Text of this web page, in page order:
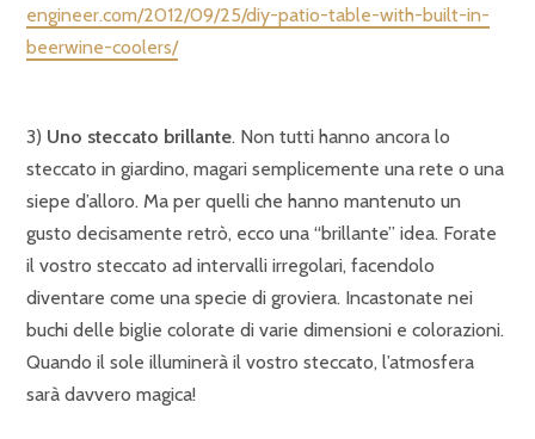
engineer.com/2012/09/25/diy-patio-table-with-built-in-
beerwine-coolers/
3) Uno steccato brillante. Non tutti hanno ancora lo
steccato in giardino, magari semplicemente una rete o una
siepe d’alloro. Ma per quelli che hanno mantenuto un
gusto decisamente retrò, ecco una “brillante” idea. Forate
il vostro steccato ad intervalli irregolari, facendolo
diventare come una specie di groviera. Incastonate nei
buchi delle biglie colorate di varie dimensioni e colorazioni.
Quando il sole illuminerà il vostro steccato, l’atmosfera
sarà davvero magica!